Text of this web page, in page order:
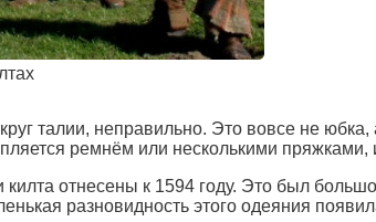
талии, неправильно. Это вовсе не юбка,
ремнём или несколькими пряжками,
отнесены к 1594 году. Это был
разновидность этого одеяния